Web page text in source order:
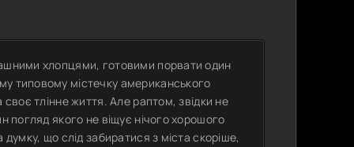
хлопцями, готовими порвати один
типовому містечку американського
тлінне життя. Але раптом, звідки не
погляд якого не віщує нічого хорошого
що слід забиратися з міста скоріше,